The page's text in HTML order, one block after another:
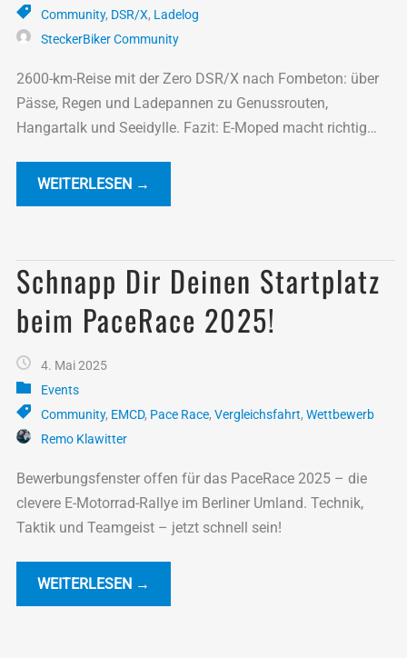
Community, DSR/X, Ladelog
SteckerBiker Community
2600-km-Reise mit der Zero DSR/X nach Fombeton: über
Pässe, Regen und Ladepannen zu Genussrouten,
Hangartalk und Seeidylle. Fazit: E-Moped macht richtig
WEITERLESEN →
Schnapp Dir Deinen Startplatz
beim PaceRace 2025!
4. Mai 2025
Events
Community, EMCD, Pace Race, Vergleichsfahrt, Wettbewerb
Remo Klawitter
Bewerbungsfenster offen für das PaceRace 2025 – die
clevere E-Motorrad-Rallye im Berliner Umland. Technik,
Taktik und Teamgeist – jetzt schnell sein!
WEITERLESEN →